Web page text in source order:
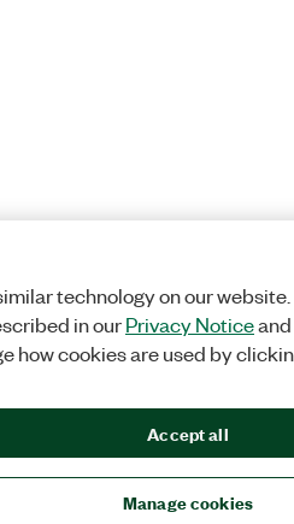
technology on our
in ourPrivacy Noticeand
how cookies are used by
Manage cookies
Accept all